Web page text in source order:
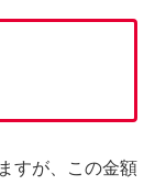
すが、この金額